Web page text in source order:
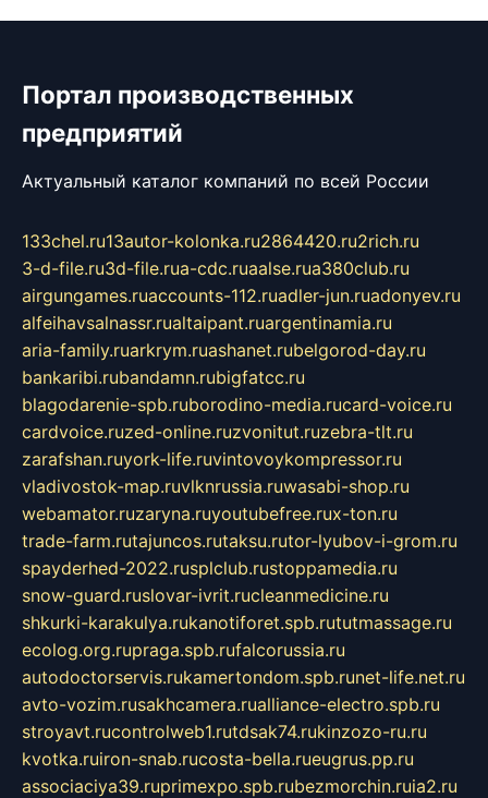
Портал производственных
предприятий
Актуальный каталог компаний по всей России
133chel.ru13autor-kolonka.ru2864420.ru2rich.ru
3-d-file.ru3d-file.rua-cdc.ruaalse.rua380club.ru
airgungames.ruaccounts-112.ruadler-jun.ruadonyev.ru
alfeihavsalnassr.rualtaipant.ruargentinamia.ru
aria-family.ruarkrym.ruashanet.rubelgorod-day.ru
bankaribi.rubandamn.rubigfatcc.ru
blagodarenie-spb.ruborodino-media.rucard-voice.ru
cardvoice.ruzed-online.ruzvonitut.ruzebra-tlt.ru
zarafshan.ruyork-life.ruvintovoykompressor.ru
vladivostok-map.ruvlknrussia.ruwasabi-shop.ru
webamator.ruzaryna.ruyoutubefree.rux-ton.ru
trade-farm.rutajuncos.rutaksu.rutor-lyubov-i-grom.ru
spayderhed-2022.rusplclub.rustoppamedia.ru
snow-guard.ruslovar-ivrit.rucleanmedicine.ru
shkurki-karakulya.rukanotiforet.spb.rututmassage.ru
ecolog.org.rupraga.spb.rufalcorussia.ru
autodoctorservis.rukamertondom.spb.runet-life.net.ru
avto-vozim.rusakhcamera.rualliance-electro.spb.ru
stroyavt.rucontrolweb1.rutdsak74.rukinzozo-ru.ru
kvotka.ruiron-snab.rucosta-bella.rueugrus.pp.ru
associaciya39.ruprimexpo.spb.rubezmorchin.ruia2.ru